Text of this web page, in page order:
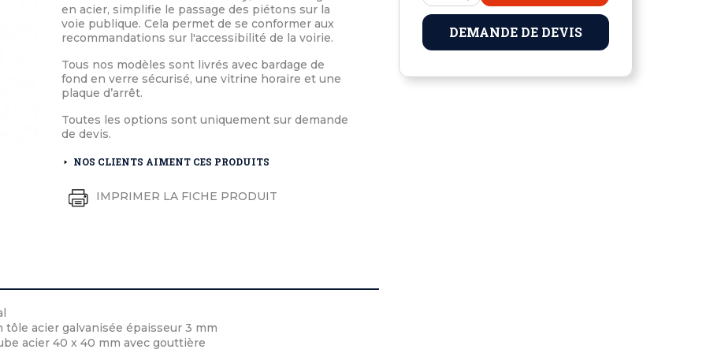
extérieurs
extérieurs
et médaille d'honneur
fanion
cérémonies
en acier, simplifie le passage des piétons sur la
voie publique. Cela permet de se conformer aux
recommandations sur l'accessibilité de la voirie.
Tous nos modèles sont livrés avec bardage de
fond en verre sécurisé, une vitrine horaire et une
plaque d’arrêt.
Toutes les options sont uniquement sur demande
de devis.
NOS CLIENTS AIMENT CES PRODUITS
IMPRIMER LA FICHE PRODUIT
tôle acier galvanisée épaisseur 3 mm
acier 40 x 40 mm avec gouttière
DEMANDE DE DEVIS